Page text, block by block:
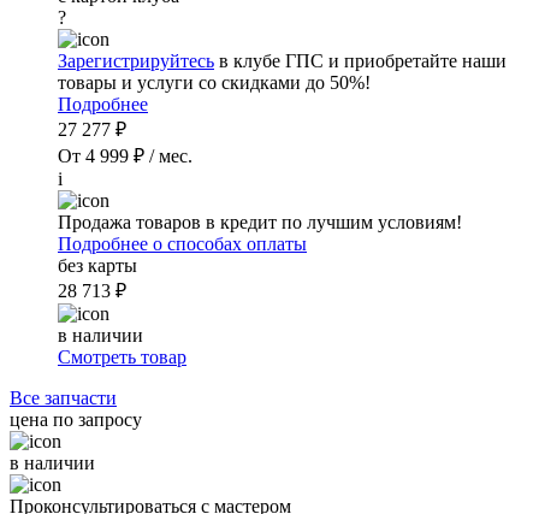
?
Зарегистрируйтесь в клубе ГПС и приобретайте наши
товары и услуги со скидками до 50%!
Подробнее
27 277 ₽
От 4 999 ₽ / мес.
i
Продажа товаров в кредит по лучшим условиям!
Подробнее о способах оплаты
без карты
28 713 ₽
в наличии
Смотреть товар
Все запчасти
цена по запросу
в наличии
Проконсультироваться с мастером